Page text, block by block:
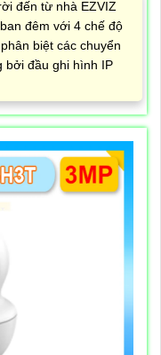
đến từ nhà EZVIZ
đêm với 4 chế độ
biệt các chuyển
bởi đầu ghi hình IP